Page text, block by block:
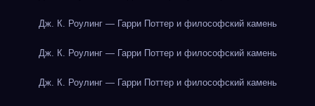
Дж. К. Роулинг — Гарри Поттер и философский камень
Дж. К. Роулинг — Гарри Поттер и философский камень
Дж. К. Роулинг — Гарри Поттер и философский камень